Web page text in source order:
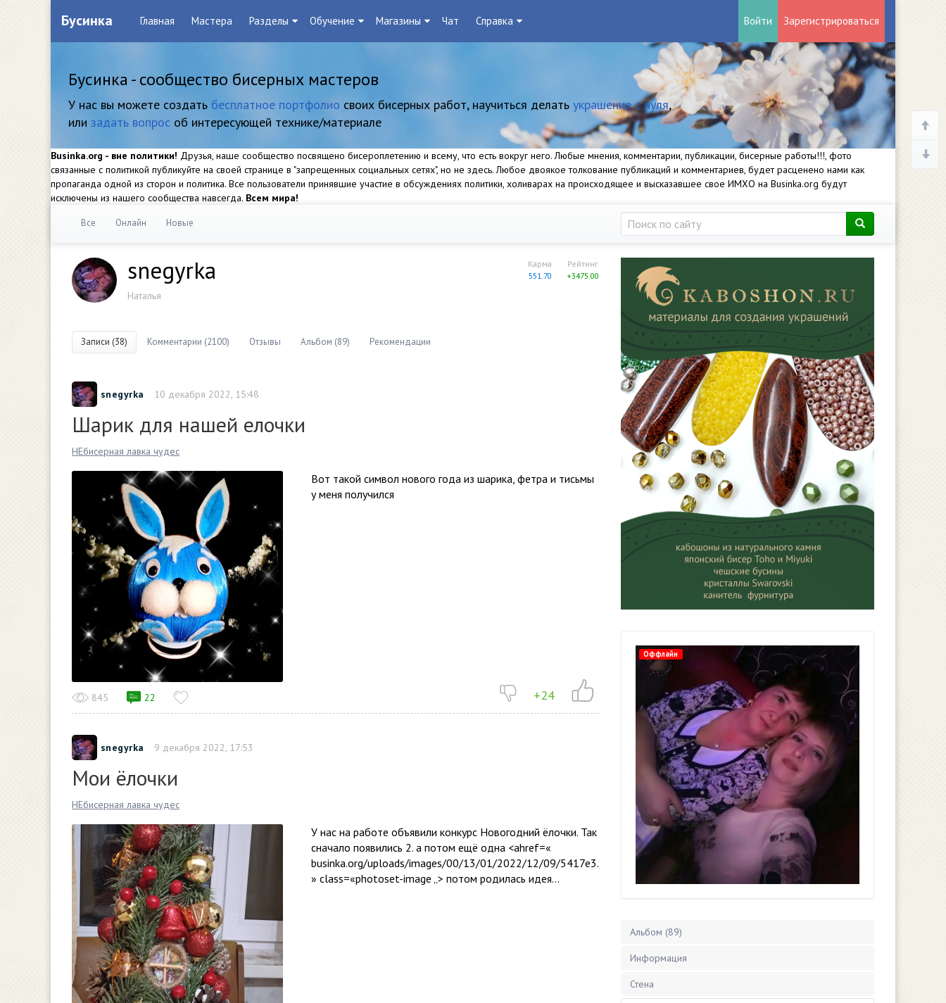
Бусинка Главная Мастера Разделы Обучение Магазины Чат Справка Войти Зарегистрироваться
Бусинка - сообщество бисерных мастеров
У нас вы можете создать бесплатное портфолио своих бисерных работ, научиться делать украшение с нуля,
или задать вопрос об интересующей технике/материале
Businka.org - вне политики! Друзья, наше сообщество посвящено бисероплетению и всему, что есть вокруг него. Любые мнения, комментарии, публикации, бисерные работы!!!, фото
связанные с политикой публикуйте на своей странице в "запрещенных социальных сетях", но не здесь. Любое двоякое толкование публикаций и комментариев, будет расценено нами как
пропаганда одной из сторон и политика. Все пользователи принявшие участие в обсуждениях политики, холиварах на происходящее и высказавшее свое ИМХО на Businka.org будут
исключены из нашего сообщества навсегда. Всем мира!
Все Онлайн Новые
Рейтинг
+3475.00
Карма
551.70
snegyrka
Наталья
Записи (38) Комментарии (2100) Отзывы Альбом (89) Рекомендации
snegyrka 10 декабря 2022, 15:48
Шарик для нашей елочки
НЕбисерная лавка чудес
Вот такой символ нового года из шарика, фетра и тисьмы
у меня получился
+24
845 22
snegyrka 9 декабря 2022, 17:53
Мои ёлочки
НЕбисерная лавка чудес
У нас на работе объявили конкурс Новогодний ёлочки. Так
сначало появились 2. а потом ещё одна <ahref=«
businka.org/uploads/images/00/13/01/2022/12/09/5417e3.jpg
» class=«photoset-image „> потом родилась идея...
Оффлайн
Альбом (89)
Информация
Стена